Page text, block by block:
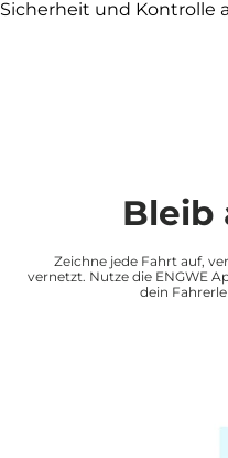
Sicherheit und Kontrolle
Bleib
Zeichne jede Fahrt auf,
vernetzt. Nutze die ENGWE
dein